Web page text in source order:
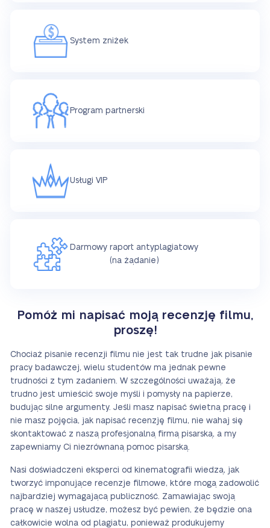
System zniżek
Program partnerski
Usługi VIP
Darmowy raport antyplagiatowy
(na żądanie)
Pomóż mi napisać moją recenzję filmu,
proszę!
Chociaż pisanie recenzji filmu nie jest tak trudne jak pisanie
pracy badawczej, wielu studentów ma jednak pewne
trudności z tym zadaniem. W szczególności uważają, że
trudno jest umieścić swoje myśli i pomysły na papierze,
budując silne argumenty. Jeśli masz napisać świetną pracę i
nie masz pojęcia, jak napisać recenzję filmu, nie wahaj się
skontaktować z naszą profesjonalną firmą pisarską, a my
zapewniamy Ci niezrównaną pomoc pisarską.
Nasi doświadczeni eksperci od kinematografii wiedzą, jak
tworzyć imponujące recenzje filmowe, które mogą zadowolić
najbardziej wymagającą publiczność. Zamawiając swoją
pracę w naszej usłudze, możesz być pewien, że będzie ona
całkowicie wolna od plagiatu, ponieważ produkujemy